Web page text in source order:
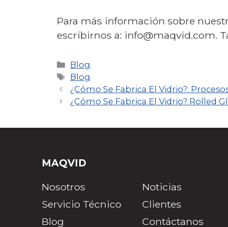
Para más información sobre
escribirnos a: info@maqvid.com.
Blog
Blog
¿Cómo Se Fabrica El Vidrio?:
¿Cómo Se Fabrica El Vidrio? Rolled
MAQVID
Nosotros
Servicio Técnico
Blog
Noticias
Clientes
Contáctanos